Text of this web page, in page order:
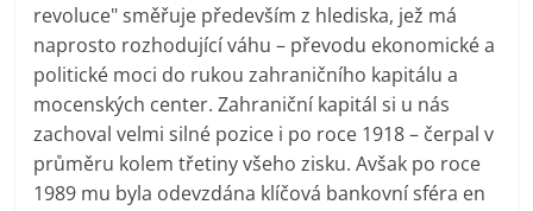
revoluce" směřuje především z hlediska, jež má
naprosto rozhodující váhu – převodu ekonomické a
politické moci do rukou zahraničního kapitálu a
mocenských center. Zahraniční kapitál si u nás
zachoval velmi silné pozice i po roce 1918 – čerpal v
průměru kolem třetiny všeho zisku. Avšak po roce
1989 mu byla odevzdána klíčová bankovní sféra en